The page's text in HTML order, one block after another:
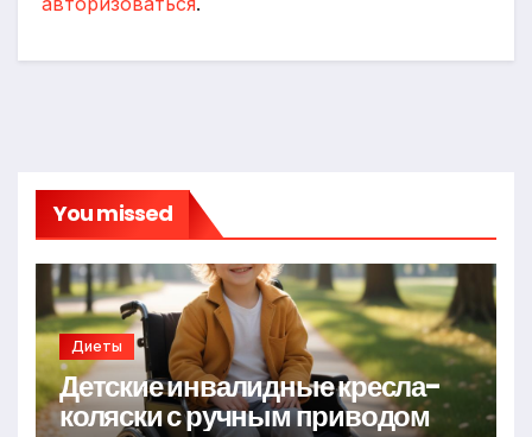
You missed
Диеты
Детские инвалидные кресла-
коляски с ручным приводом